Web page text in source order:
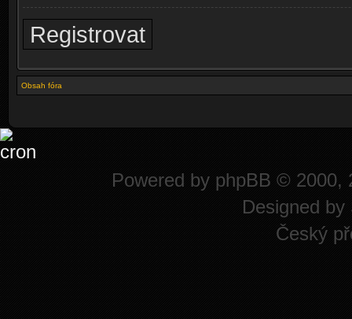
Registrovat
Obsah fóra
Powered by phpBB © 2000,
Designed by
Český